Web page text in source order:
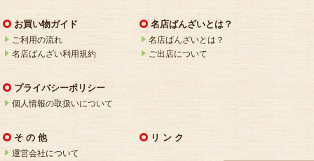
お買い物ガイド
ご利用の流れ
名店ばんざい利用規約
名店ばんざいとは？
名店ばんざいとは？
ご出店について
プライバシーポリシー
個人情報の取扱いについて
そ の 他
運営会社について
リ ン ク